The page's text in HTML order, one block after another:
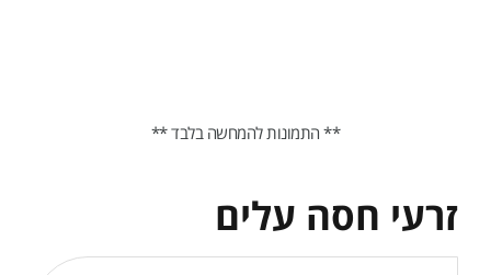
זרעי חסה עלים
** התמונות להמחשה בלבד **